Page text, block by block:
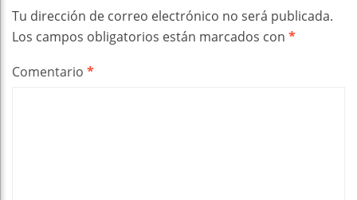
Tu dirección de correo electrónico no será publicada.
Los campos obligatorios están marcados con *
Comentario *